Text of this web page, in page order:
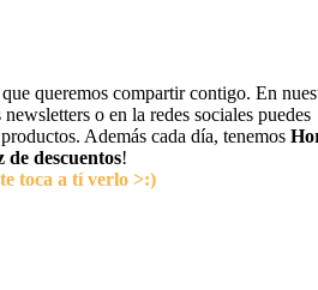
queremos compartir contigo. En
o en la redes sociales puedes
Además cada día, tenemos
de descuentos!
toca a tí verlo >:)